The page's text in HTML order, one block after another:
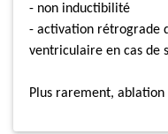
- non inductibilité
- activation rétrograde
ventriculaire en cas de
Plus rarement,